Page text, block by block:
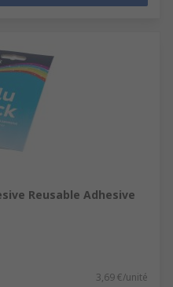
Reusable Adhesive
3,69 €/unité